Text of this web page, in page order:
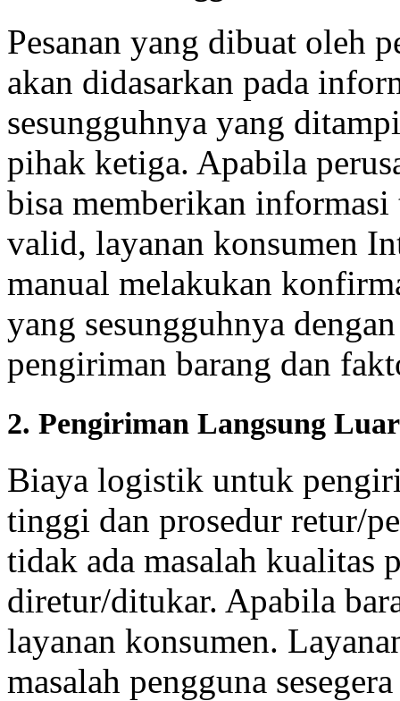
Pesanan yang dibuat oleh
akan didasarkan pada
sesungguhnya yang
pihak ketiga. Apabila
bisa memberikan
valid, layanan konsumen
manual melakukan
yang sesungguhnya
pengiriman barang dan
2. Pengiriman Langsung
Biaya logistik untuk
tinggi dan prosedur retur/
tidak ada masalah kualitas
diretur/ditukar. Apabila
layanan konsumen.
masalah pengguna